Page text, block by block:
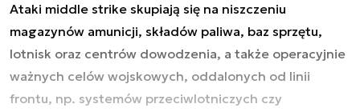
Ataki middle strike skupiają się na niszczeniu
magazynów amunicji, składów paliwa, baz sprzętu,
lotnisk oraz centrów dowodzenia, a także operacyjnie
ważnych celów wojskowych, oddalonych od linii
frontu, np. systemów przeciwlotniczych czy